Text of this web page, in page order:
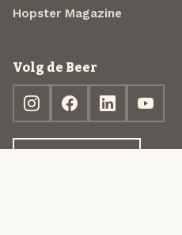
Hopster Magazine
Volg de Beer